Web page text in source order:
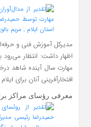
مدیرکل آموزش فنی و
اظهار داشت: انتظار
مهارت سال آینده شاهد
افتخارآفرینی آنان برای
معرفی رؤسای مراکز